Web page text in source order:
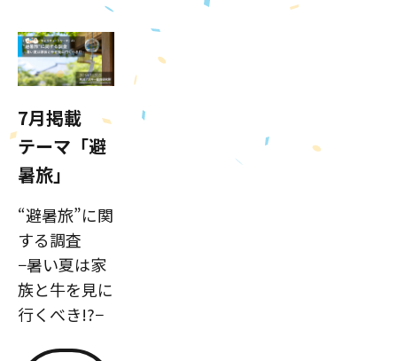
7月掲載
テーマ「避
暑旅」
“避暑旅”に関
する調査
−暑い夏は家
族と牛を見に
行くべき!?−